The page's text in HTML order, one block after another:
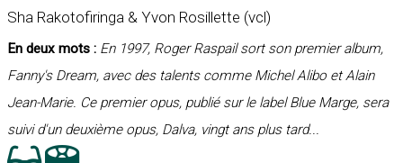
Sha Rakotofiringa & Yvon Rosillette (vcl)
En deux mots : En 1997, Roger Raspail sort son premier album,
Fanny's Dream, avec des talents comme Michel Alibo et Alain
Jean-Marie. Ce premier opus, publié sur le label Blue Marge, sera
suivi d'un deuxième opus, Dalva, vingt ans plus tard...